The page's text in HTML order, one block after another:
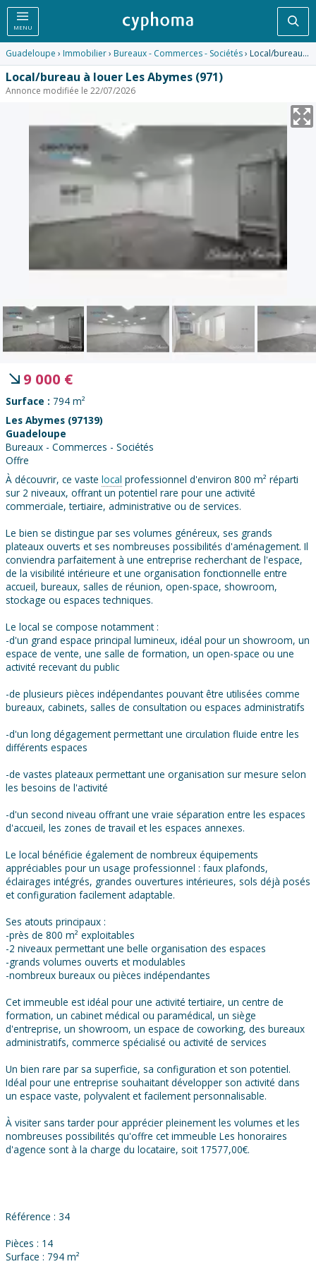
MENU
Guadeloupe › Immobilier› Bureaux - Commerces - Sociétés› Local/bureau à louer Les Abymes (971)
Local/bureau à louer Les Abymes (971)
Annonce modifiée le 22/07/2026
9 000 €
Surface : 794 m²
Les Abymes (97139)
Guadeloupe
Bureaux - Commerces - Sociétés
Offre
À découvrir, ce vaste local professionnel d'environ 800 m² réparti
sur 2 niveaux, offrant un potentiel rare pour une activité
commerciale, tertiaire, administrative ou de services.
Le bien se distingue par ses volumes généreux, ses grands
plateaux ouverts et ses nombreuses possibilités d'aménagement. Il
conviendra parfaitement à une entreprise recherchant de l'espace,
de la visibilité intérieure et une organisation fonctionnelle entre
accueil, bureaux, salles de réunion, open-space, showroom,
stockage ou espaces techniques.
Le local se compose notamment :
-d'un grand espace principal lumineux, idéal pour un showroom, un
espace de vente, une salle de formation, un open-space ou une
activité recevant du public
-de plusieurs pièces indépendantes pouvant être utilisées comme
bureaux, cabinets, salles de consultation ou espaces administratifs
-d'un long dégagement permettant une circulation fluide entre les
différents espaces
-de vastes plateaux permettant une organisation sur mesure selon
les besoins de l'activité
-d'un second niveau offrant une vraie séparation entre les espaces
d'accueil, les zones de travail et les espaces annexes.
Le local bénéficie également de nombreux équipements
appréciables pour un usage professionnel : faux plafonds,
éclairages intégrés, grandes ouvertures intérieures, sols déjà posés
et configuration facilement adaptable.
Ses atouts principaux :
-près de 800 m² exploitables
-2 niveaux permettant une belle organisation des espaces
-grands volumes ouverts et modulables
-nombreux bureaux ou pièces indépendantes
Cet immeuble est idéal pour une activité tertiaire, un centre de
formation, un cabinet médical ou paramédical, un siège
d'entreprise, un showroom, un espace de coworking, des bureaux
administratifs, commerce spécialisé ou activité de services
Un bien rare par sa superficie, sa configuration et son potentiel.
Idéal pour une entreprise souhaitant développer son activité dans
un espace vaste, polyvalent et facilement personnalisable.
À visiter sans tarder pour apprécier pleinement les volumes et les
nombreuses possibilités qu'offre cet immeuble Les honoraires
d'agence sont à la charge du locataire, soit 17577,00€.
Référence : 34
Pièces : 14
Surface : 794 m²